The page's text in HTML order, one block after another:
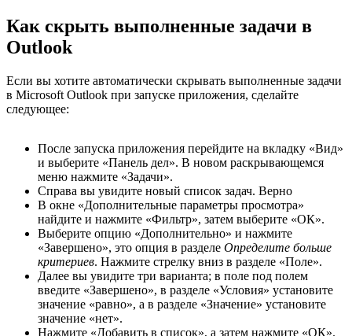
Как скрыть выполненные задачи в
Outlook
Если вы хотите автоматически скрывать выполненные задачи
в Microsoft Outlook при запуске приложения, сделайте
следующее:
После запуска приложения перейдите на вкладку «Вид»
и выберите «Панель дел». В новом раскрывающемся
меню нажмите «Задачи».
Справа вы увидите новый список задач. Верно
В окне «Дополнительные параметры просмотра»
найдите и нажмите «Фильтр», затем выберите «ОК».
Выберите опцию «Дополнительно» и нажмите
«Завершено», это опция в разделе Определите больше
критериев. Нажмите стрелку вниз в разделе «Поле».
Далее вы увидите три варианта; в поле под полем
введите «Завершено», в разделе «Условия» установите
значение «равно», а в разделе «Значение» установите
значение «нет».
Нажмите «Добавить в список», а затем нажмите «ОК».